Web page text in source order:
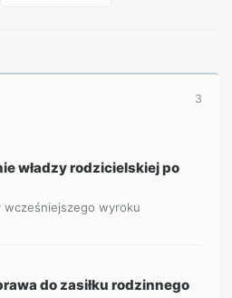
3
władzy rodzicielskiej po
wcześniejszego wyroku
do zasiłku rodzinnego